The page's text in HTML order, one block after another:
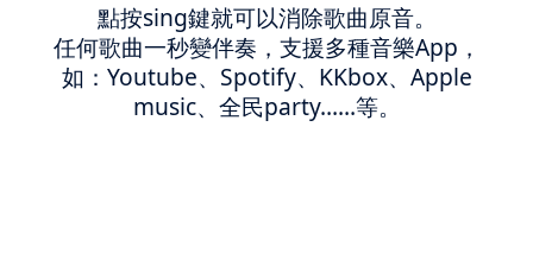
點按sing鍵就可以消除歌曲原音。
任何歌曲一秒變伴奏，支援多種音樂App，
如：Youtube、Spotify、KKbox、Apple
music、全民party……等。